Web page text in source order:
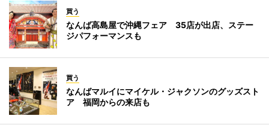
買う
なんば高島屋で沖縄フェア 35店が出店、ステー
ジパフォーマンスも
買う
なんばマルイにマイケル・ジャクソンのグッズスト
ア 福岡からの来店も